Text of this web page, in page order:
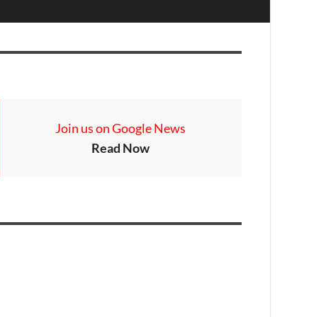
Join us on Google News
Read Now